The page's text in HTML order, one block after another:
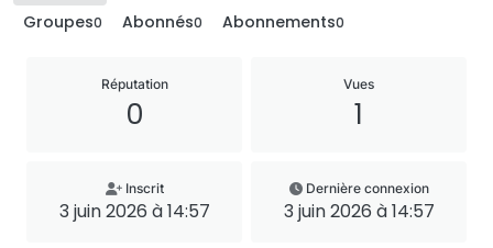
Groupes0 Abonnés0 Abonnements0
Réputation
0
Vues
1
Inscrit
3 juin 2026 à 14:57
Dernière connexion
3 juin 2026 à 14:57